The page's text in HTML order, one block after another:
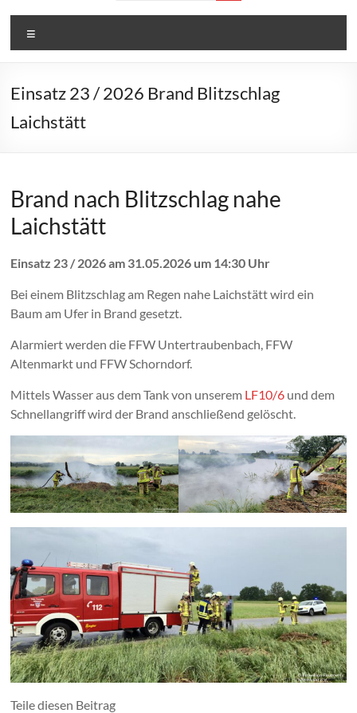
Einsatz 23 / 2026 Brand Blitzschlag
Laichstätt
Brand nach Blitzschlag nahe
Laichstätt
Einsatz 23 / 2026 am 31.05.2026 um 14:30 Uhr
Bei einem Blitzschlag am Regen nahe Laichstätt wird ein
Baum am Ufer in Brand gesetzt.
Alarmiert werden die FFW Untertraubenbach, FFW
Altenmarkt und FFW Schorndorf.
Mittels Wasser aus dem Tank von unserem LF10/6 und dem
Schnellangriff wird der Brand anschließend gelöscht.
Teile diesen Beitrag